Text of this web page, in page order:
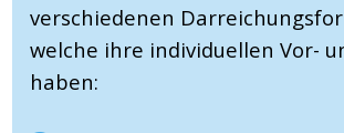
verschiedenen
welche ihre individuellen Vor-
haben: